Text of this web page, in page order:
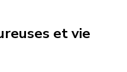
et vie